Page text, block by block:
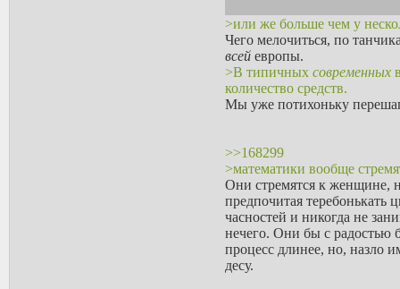
>или же больше чем у
Чего мелочиться, по
всей европы.
>В типичных современных
количество средств.
Мы уже потихоньку
>>168299
>математики вообще
Они стремятся к женщине,
предпочитая теребонькать
часностей и никогда не
нечего. Они бы с радостью
процесс длинее, но, назло
десу.